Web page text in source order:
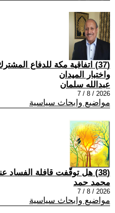
(37) اتفاقية مكة للدفاع
واختبار الميدان
عبدالله سلمان
2026 / 8 / 7
مواضيع وابحاث سياسية
(38) هل توقّفت قافلة الفساد عند أطراف بغداد؟
محمد حمد
2026 / 8 / 7
مواضيع وابحاث سياسية